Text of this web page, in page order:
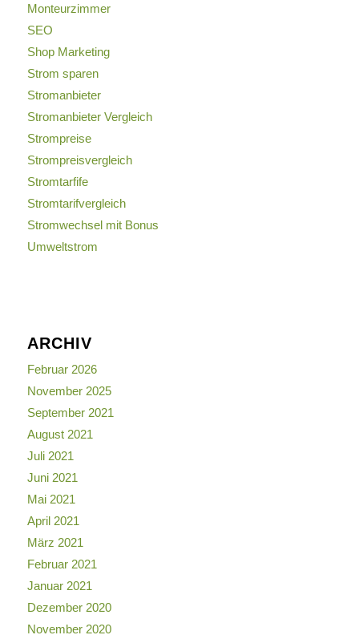
Monteurzimmer
SEO
Shop Marketing
Strom sparen
Stromanbieter
Stromanbieter Vergleich
Strompreise
Strompreisvergleich
Stromtarfife
Stromtarifvergleich
Stromwechsel mit Bonus
Umweltstrom
ARCHIV
Februar 2026
November 2025
September 2021
August 2021
Juli 2021
Juni 2021
Mai 2021
April 2021
März 2021
Februar 2021
Januar 2021
Dezember 2020
November 2020